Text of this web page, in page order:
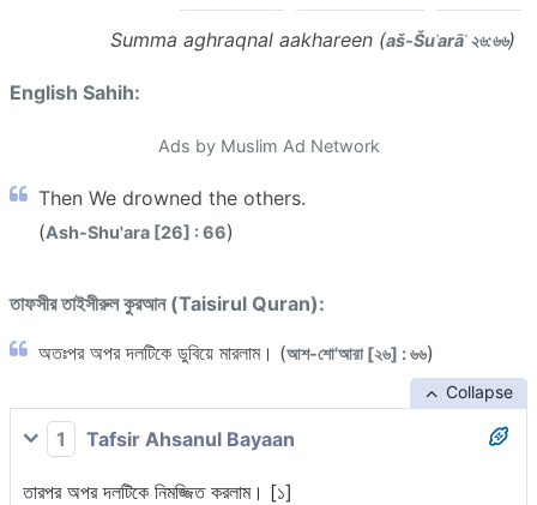
Summa aghraqnal aakhareen (aš-Šuʿarāʾ ২৬:৬৬)
English Sahih:
Ads by Muslim Ad Network
Then We drowned the others.
(Ash-Shu'ara [26] : 66)
তাফসীর তাইসীরুল কুরআন (Taisirul Quran):
অতঃপর অপর দলটিকে ডুবিয়ে মারলাম। (আশ-শো'আরা [২৬] : ৬৬)
Collapse
1 Tafsir Ahsanul Bayaan
তারপর অপর দলটিকে নিমজ্জিত করলাম। [১]